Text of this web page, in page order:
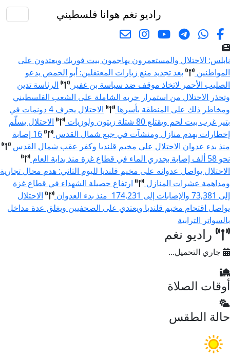
راديو نغم هوانا فلسطيني
نابلس: الاحتلال والمستعمرون يهاجمون بيت فوريك ويعتدون على
المواطنين
بعد تجديد منع زيارات المعتقلين: أبو الحمص يدعو
الصليب الأحمر لاتخاذ موقف ضد سياسة بن غفير
الرئاسة تدين
وتحذر الاحتلال من استمرار حربه الشاملة على الشعب الفلسطيني
ومخاطر ذلك على المنطقة بأسرها
الاحتلال يجرف 4 دونمات في
بتير غرب بيت لحم ويقتلع 80 شتلة زيتون ولوزيات
الاحتلال يسلّم
إخطارات بهدم منازل ومنشآت في جبع شمال القدس
16 إصابة
منذ بدء عدوان الاحتلال على مخيم قلنديا وكفر عقب شمال القدس
نحو 58 ألف إصابة بجدري الماء في قطاع غزة منذ بداية العام
الاحتلال يواصل عدوانه على مخيم قلنديا لليوم الثاني: هدم محال تجارية
ومداهمة عشرات المنازل
ارتفاع حصيلة الشهداء في قطاع غزة
إلى 73,381 والإصابات إلى 174,231 منذ بدء العدوان
الاحتلال
يواصل اقتحام مخيم قلنديا ويعتدي على الصحفيين ويغلق عدة مداخل
بالسواتر الترابية
راديو نغم
جاري التحميل...
أوقات الصلاة
حالة الطقس